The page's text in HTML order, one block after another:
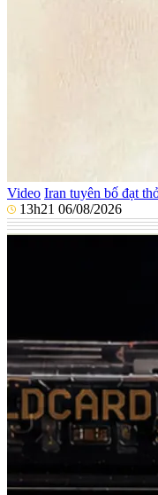
Video Iran tuyên bố đạt
13h21 06/08/2026